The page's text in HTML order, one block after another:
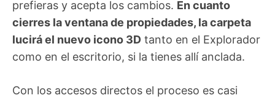
prefieras y acepta los cambios. En cuanto
cierres la ventana de propiedades, la carpeta
lucirá el nuevo icono 3D tanto en el Explorador
como en el escritorio, si la tienes allí anclada.
Con los accesos directos el proceso es casi